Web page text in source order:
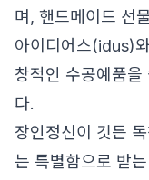
며, 핸드메이드 선
아이디어스(idus)
창적인 수공예품을
다.
장인정신이 깃든
는 특별함으로 받